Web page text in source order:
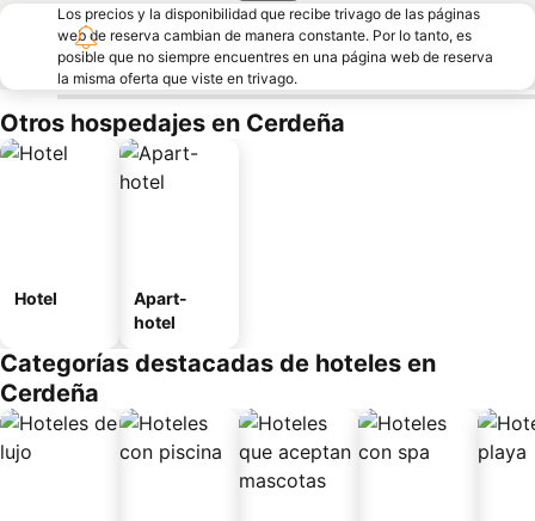
Los precios y la disponibilidad que recibe trivago de las páginas
web de reserva cambian de manera constante. Por lo tanto, es
posible que no siempre encuentres en una página web de reserva
la misma oferta que viste en trivago.
Otros hospedajes en Cerdeña
Hotel
Apart-
hotel
Categorías destacadas de hoteles en
Cerdeña